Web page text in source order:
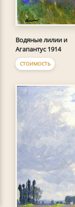
Водяные лилии и
Агапантус 1914
СТОИМОСТЬ